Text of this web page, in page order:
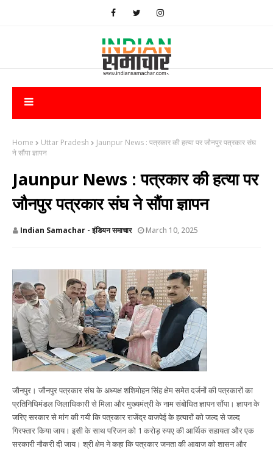
Home Uttar Pradesh
Jaunpur News : ​पत्रकार की हत्या पर जौनपुर पत्रकार संघ
ने सौंपा ज्ञापन
Jaunpur News : ​पत्रकार की हत्या पर
जौनपुर पत्रकार संघ ने सौंपा ज्ञापन
Indian Samachar - इंडियन समाचार March 10, 2025
जौनपुर। जौनपुर पत्रकार संघ के अध्यक्ष शशिमोहन सिंह क्षेम समेत दर्जनों की पत्रकारों का
प्रतिनिधिमंडल जिलाधिकारी से मिला और मुख्यमंत्री के नाम संबोधित ज्ञापन सौंपा। ज्ञापन के
जरिए सरकार से मांग की गयी कि पत्रकार राजेंद्र वाजपेई के हत्यारों को जल्द से जल्द
गिरफ्तार किया जाय। इसी के साथ परिजन को 1 करोड़ रुपए की आर्थिक सहायता और एक
सरकारी नौकरी दी जाय। श्री क्षेम ने कहा कि पत्रकार जनता की आवाज को शासन और